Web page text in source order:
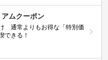
ムクーポン
通常よりもお得な「特別価
できる！